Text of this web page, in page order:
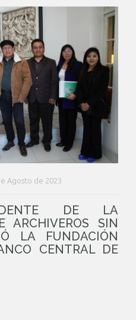
Agosto de 2023
DE LA
ARCHIVEROS SIN
LA FUNDACIÓN
CENTRAL DE